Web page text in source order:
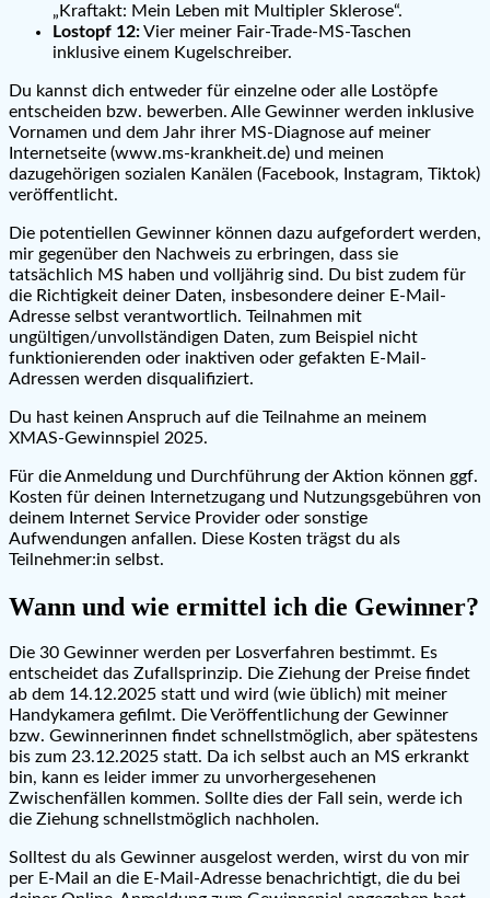
„Kraftakt: Mein Leben mit Multipler Sklerose“.
Lostopf 12:Vier meiner Fair-Trade-MS-Taschen
inklusive einem Kugelschreiber.
Du kannst dich entweder für einzelne oder alle Lostöpfe
entscheiden bzw. bewerben. Alle Gewinner werden inklusive
Vornamen und dem Jahr ihrer MS-Diagnose auf meiner
Internetseite (www.ms-krankheit.de) und meinen
dazugehörigen sozialen Kanälen (Facebook, Instagram, Tiktok)
veröffentlicht.
Die potentiellen Gewinner können dazu aufgefordert werden,
mir gegenüber den Nachweis zu erbringen, dass sie
tatsächlich MS haben und volljährig sind. Du bist zudem für
die Richtigkeit deiner Daten, insbesondere deiner E-Mail-
Adresse selbst verantwortlich. Teilnahmen mit
ungültigen/unvollständigen Daten, zum Beispiel nicht
funktionierenden oder inaktiven oder gefakten E-Mail-
Adressen werden disqualifiziert.
Du hast keinen Anspruch auf die Teilnahme an meinem
XMAS-Gewinnspiel 2025.
Für die Anmeldung und Durchführung der Aktion können ggf.
Kosten für deinen Internetzugang und Nutzungsgebühren von
deinem Internet Service Provider oder sonstige
Aufwendungen anfallen. Diese Kosten trägst du als
Teilnehmer:in selbst.
Wann und wie ermittel ich die Gewinner?
Die 30 Gewinner werden per Losverfahren bestimmt. Es
entscheidet das Zufallsprinzip. Die Ziehung der Preise findet
ab dem 14.12.2025 statt und wird (wie üblich) mit meiner
Handykamera gefilmt. Die Veröffentlichung der Gewinner
bzw. Gewinnerinnen findet schnellstmöglich, aber spätestens
bis zum 23.12.2025 statt. Da ich selbst auch an MS erkrankt
bin, kann es leider immer zu unvorhergesehenen
Zwischenfällen kommen. Sollte dies der Fall sein, werde ich
die Ziehung schnellstmöglich nachholen.
Solltest du als Gewinner ausgelost werden, wirst du von mir
per E-Mail an die E-Mail-Adresse benachrichtigt, die du bei